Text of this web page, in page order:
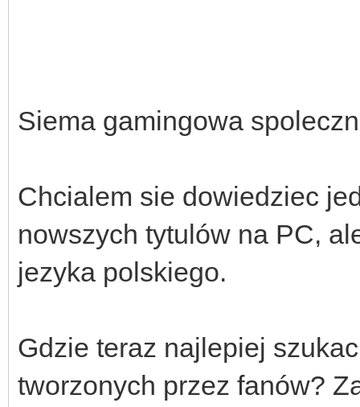
Siema gamingowa
Chcialem sie dowiedziec
nowszych tytulów na PC,
jezyka polskiego.
Gdzie teraz najlepiej
tworzonych przez fanów?